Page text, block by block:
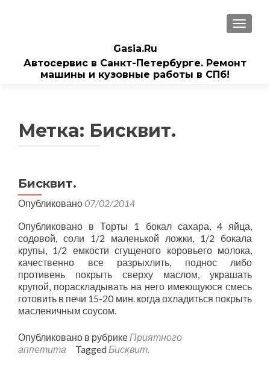
Gasia.Ru
Автосервис в Санкт-Петербурге. Ремонт
машины и кузовные работы в СПб!
Метка: Бисквит.
Бисквит.
Опубликовано07/02/2014
Опубликовано в Торты 1 бокал сахара, 4 яйца,
содовой, соли 1/2 маленькой ложки, 1/2 бокала
крупы, 1/2 емкости сгущеного коровьего молока,
качественно все разрыхлить, поднос либо
противень покрыть сверху маслом, украшать
крупой, пораскладывать на него имеющуюся смесь
готовить в печи 15-20 мин. когда охладиться покрыть
масленичным соусом.
Опубликовано в рубрикеПриятного
аппетита
TaggedБисквит.